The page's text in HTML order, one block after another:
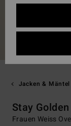
Jacken & Mäntel
Stay Golden
Frauen Weiss